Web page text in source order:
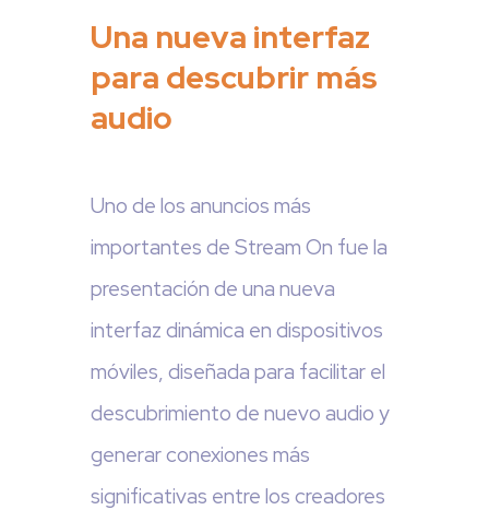
Una nueva interfaz
para descubrir más
audio
Uno de los anuncios más
importantes de Stream On fue la
presentación de una nueva
interfaz dinámica en dispositivos
móviles, diseñada para facilitar el
descubrimiento de nuevo audio y
generar conexiones más
significativas entre los creadores